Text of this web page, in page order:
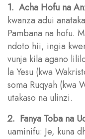
1. Acha Hofu na
kwanza adui
Pambana na hofu.
ndoto hii, ingia
vunja kila agano
la Yesu (kwa
soma Ruqyah (kwa
utakaso na ulinzi.
2. Fanya Toba na
uaminifu: Je, kuna